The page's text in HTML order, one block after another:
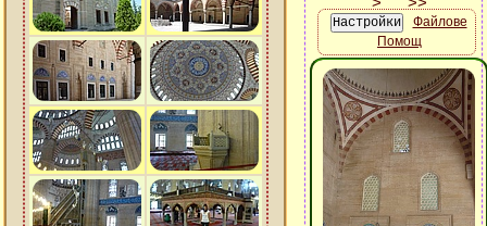
Файлове
Помощ